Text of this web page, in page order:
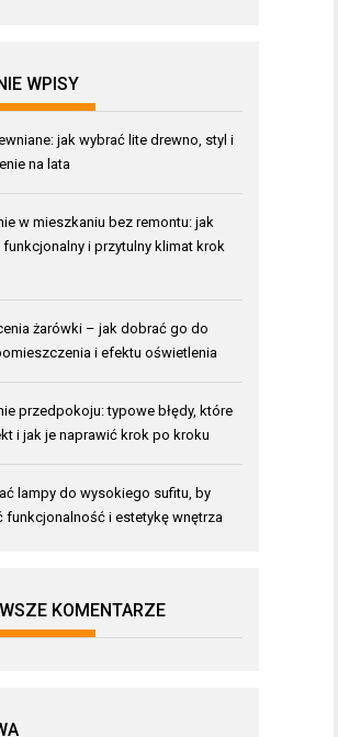
WPISY
jak wybrać lite drewno, styl i
na lata
w mieszkaniu bez remontu: jak
i przytulny klimat krok
żarówki – jak dobrać go do
i efektu oświetlenia
przedpokoju: typowe błędy, które
i jak je naprawić krok po kroku
lampy do wysokiego sufitu, by
funkcjonalność i estetykę wnętrza
KOMENTARZE